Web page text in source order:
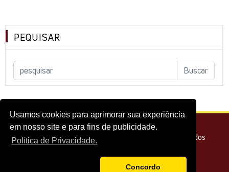
Usamos cookies para aprimorar sua experiência
em nosso site e para fins de publicidade.
Política de Privacidade.
Concordo
PEQUISAR
© 2026 - Melhor do Cinema Todos os direitos reservados